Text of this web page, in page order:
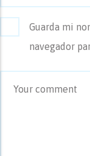
Guarda mi
navegador